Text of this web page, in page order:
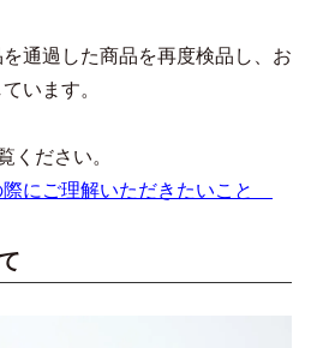
通過した商品を再度検品し、お
います。
ください。
際にご理解いただきたいこと